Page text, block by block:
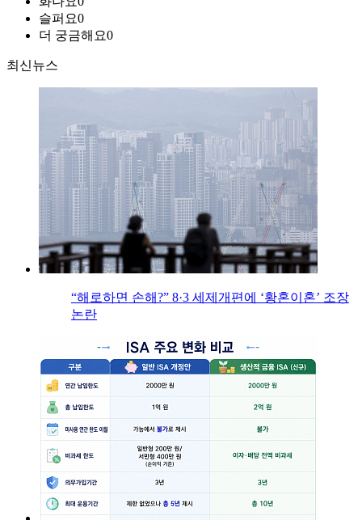
슬퍼요0
더 궁금해요0
최신뉴스
“해로하면 손해?” 8·3 세제개편에 ‘황혼이혼’ 조장
논란